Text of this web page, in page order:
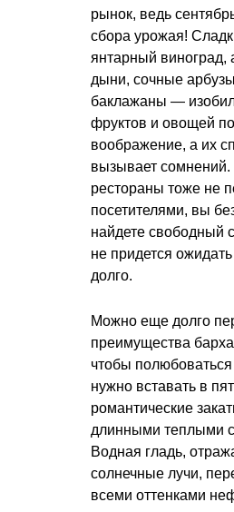
рынок, ведь
сбора урожая!
янтарный виноград,
дыни, сочные
баклажаны —
фруктов и овощей
воображение, а их
вызывает
рестораны тоже не
посетителями, вы
найдете свободный
не придется
долго.
Можно еще долго
преимущества
чтобы
нужно вставать в
романтические
длинными теплыми
Водная гладь,
солнечные лучи,
всеми оттенками